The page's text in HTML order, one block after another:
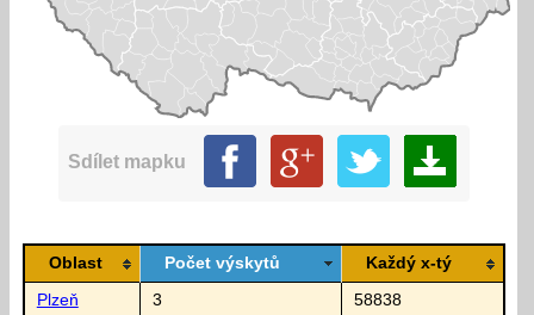
Sdílet mapku
Oblast Počet výskytů Každý x-tý
Plzeň 3 58838